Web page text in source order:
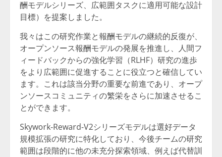
酬モデルシリーズ、広範囲タスクに適用可能な設計
目標）を提案しました。
我々はこの研究作業と報酬モデルの継続的反復が、
オープンソース報酬モデルの発展を推進し、人間フ
ィードバックからの強化学習（RLHF）研究の進歩
をより広範囲に促進することに役立つと確信してい
ます。これは該当分野の重要な前進であり、オープ
ンソースコミュニティの繁栄をさらに加速させるこ
とができます。
Skywork-Reward-V2シリーズモデルは選好データ
規模拡張の研究に特化しており、今後チームの研究
範囲は段階的に他の未充分探索領域、例えば代替訓